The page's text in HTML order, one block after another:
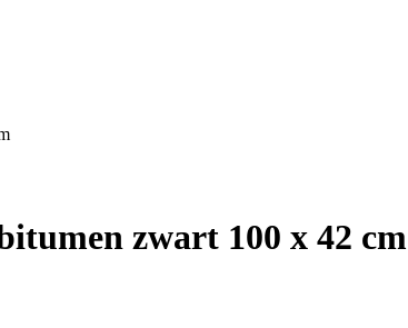
zwart 100 x 42 cm